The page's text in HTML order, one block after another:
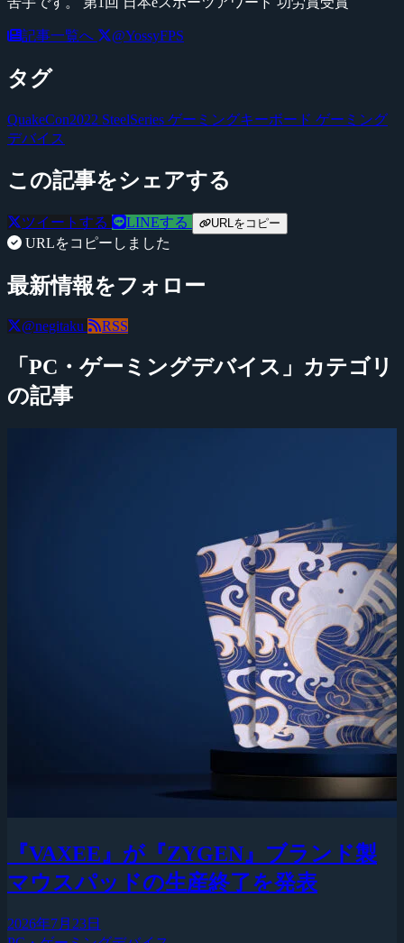
記事一覧へ @YossyFPS
タグ
QuakeCon2022 SteelSeries ゲーミングキーボード ゲーミング
デバイス
この記事をシェアする
ツイートする LINEする URLをコピー
URLをコピーしました
最新情報をフォロー
@negitaku RSS
「PC・ゲーミングデバイス」カテゴリ
の記事
『VAXEE』が『ZYGEN』ブランド製
マウスパッドの生産終了を発表
2026年7月23日